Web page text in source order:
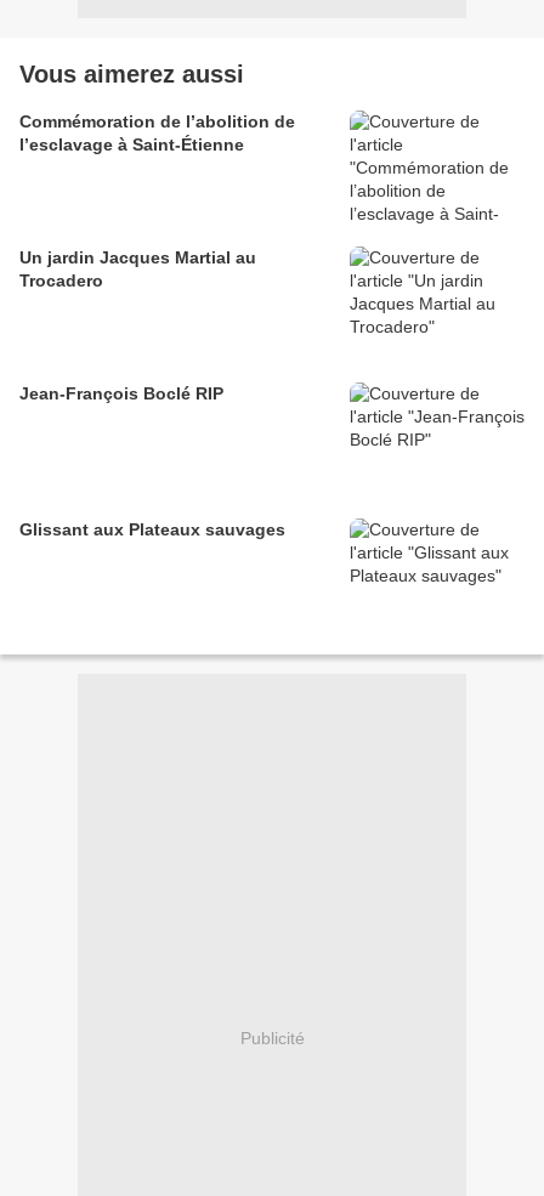
Vous aimerez aussi
Commémoration de l’abolition de
l’esclavage à Saint-Étienne
Un jardin Jacques Martial au
Trocadero
Jean-François Boclé RIP
Glissant aux Plateaux sauvages
Publicité